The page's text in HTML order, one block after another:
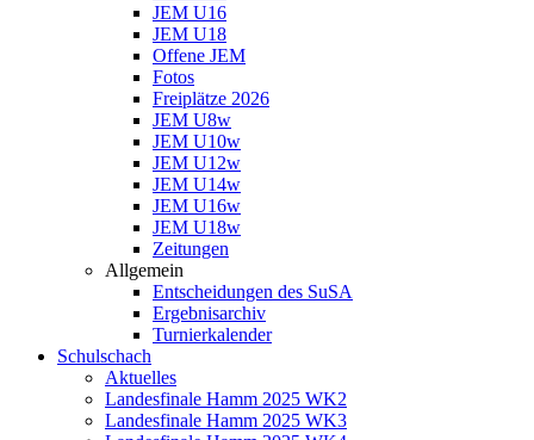
JEM U16
JEM U18
Offene JEM
Fotos
Freiplätze 2026
JEM U8w
JEM U10w
JEM U12w
JEM U14w
JEM U16w
JEM U18w
Zeitungen
Allgemein
Entscheidungen des SuSA
Ergebnisarchiv
Turnierkalender
Schulschach
Aktuelles
Landesfinale Hamm 2025 WK2
Landesfinale Hamm 2025 WK3